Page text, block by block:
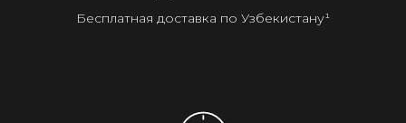
Бесплатная доставка по Узбекистану¹